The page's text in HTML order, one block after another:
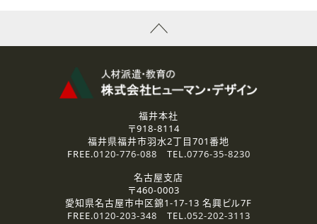
資料送付、受講相談に関するご連絡のために利用いたしま
その他、お問い合わせの内容に回答するために利用いたし
なお、ご連絡手段は、電話・Ｅメールのいずれかの方法とい
2.個人情報の第三者提供
ご提供いただいた個人情報は、法令等の規定に従う場合を除き、
3.個人情報の取り扱いの委託
弊社の定める個人情報保護の評価基準を満たした委託先に、個
人情報を委託する場合があります。
福井本社
〒918-8114
福井県福井市羽水2丁目701番地
FREE.0120-776-088 TEL.0776-35-8230
名古屋支店
〒460-0003
愛知県名古屋市中区錦1-17-13 名興ビル7F
FREE.0120-203-348 TEL.052-202-3113